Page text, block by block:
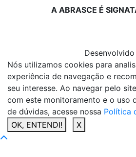
A ABRASCE É
Nós utilizamos cookies para
experiência de navegação e
seu interesse. Ao navegar pelo
com este monitoramento e o uso
de dúvidas, acesse nossa Política
OK, ENTENDI!
X